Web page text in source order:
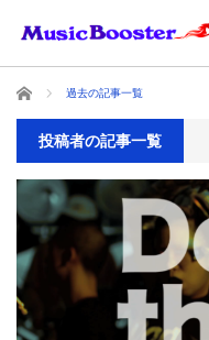
ホーム 過去の記事一覧
投稿者の記事一覧